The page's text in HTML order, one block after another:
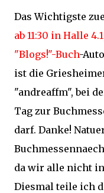
Das Wichtigste
ab 11:30 in Halle
"Blogs!"-Buch-
ist die
"andreaffm", bei
Tag zur
darf. Danke!
da wir alle nicht
Diesmal teile ich